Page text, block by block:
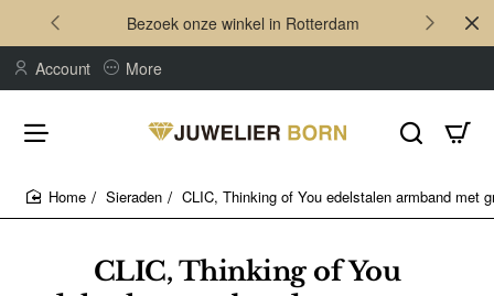
Bezoek onze winkel in Rotterdam
Account More
CLIC, Thinking of You
Sieraden CLIC, Thinking of You edelstalen armband met